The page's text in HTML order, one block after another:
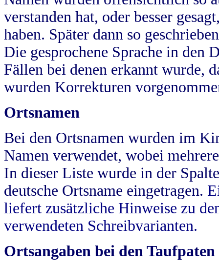
verstanden hat, oder besser
haben. Später dann so
Die gesprochene Sprache in
Fällen bei denen erkannt wurde,
wurden Korrekturen
Ortsnamen
Bei den Ortsnamen wurden im
Namen verwendet, wobei
In dieser Liste wurde in der
deutsche Ortsname eingetragen.
liefert zusätzliche Hinweise zu
verwendeten Schreibvarianten.
Ortsangaben bei den Taufpaten